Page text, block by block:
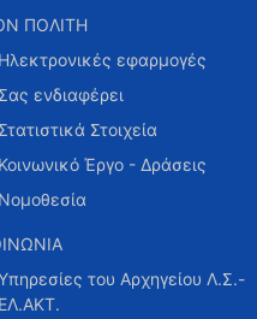
ΠΟΛΙΤΗ
Ηλεκτρονικές εφαρμογές
Σας ενδιαφέρει
Στατιστικά Στοιχεία
Κοινωνικό Έργο - Δράσεις
Νομοθεσία
του Αρχηγείου Λ.Σ.-
ΕΛ.ΑΚΤ.